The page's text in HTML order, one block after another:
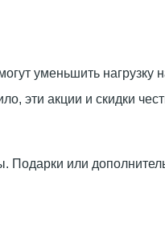
уменьшить
эти акции и скидки
или